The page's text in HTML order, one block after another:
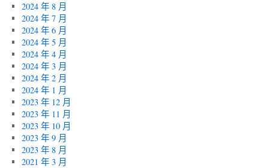
2024 年 8 月
2024 年 7 月
2024 年 6 月
2024 年 5 月
2024 年 4 月
2024 年 3 月
2024 年 2 月
2024 年 1 月
2023 年 12 月
2023 年 11 月
2023 年 10 月
2023 年 9 月
2023 年 8 月
2021 年 3 月